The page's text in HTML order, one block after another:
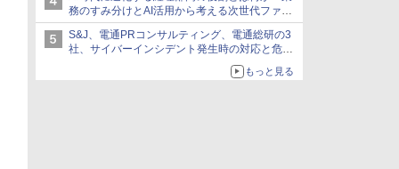
務のすみ分けとAI活用から考える次世代ファイ
ナンス戦略
S&J、電通PRコンサルティング、電通総研の3
社、サイバーインシデント発生時の対応と危機
管理広報を一体的に訓練するプログラムを提供
もっと見る